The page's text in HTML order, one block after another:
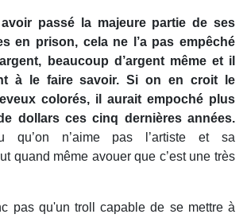
passé la majeure partie de ses
en prison, cela ne l’a pas empêché
beaucoup d’argent même et il
à le faire savoir. Si on en croit le
colorés, il aurait empoché plus
dollars ces cinq dernières années.
qu’on n’aime pas l’artiste et sa
quand même avouer que c’est une très
pas qu'un troll capable de se mettre à